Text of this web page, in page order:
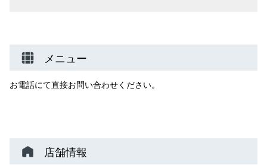
メニュー
お電話にて直接お問い合わせください。
店舗情報